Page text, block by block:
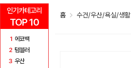
인기카테고리
TOP 10
1 에코백
2 텀블러
3 우산
홈 수건/우산/욕실/생활